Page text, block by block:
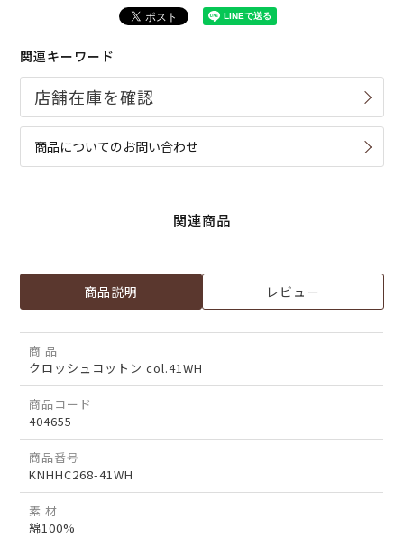
関連キーワード
商品についてのお問い合わせ
関連商品
商品説明 レビュー
商 品
クロッシュコットン col.41WH
商品コード
404655
商品番号
KNHHC268-41WH
素 材
綿100%